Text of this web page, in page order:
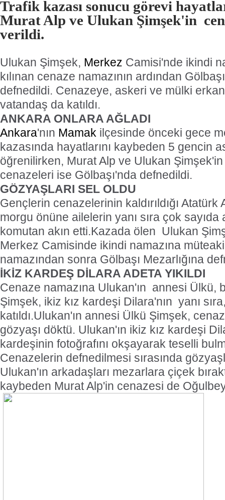
Trafik kazası sonucu görevi
Murat Alp ve Ulukan Şimşek'in
verildi.
Ulukan Şimşek, Merkez Camisi'nde ikindi
kılınan cenaze namazının ardından
defnedildi. Cenazeye, askeri ve mülki
vatandaş da katıldı.
ANKARA ONLARA AĞLADI
Ankara'nın Mamak ilçesinde önceki gece
kazasında hayatlarını kaybeden 5 gencin
öğrenilirken, Murat Alp ve Ulukan
cenazeleri ise Gölbaşı'nda defnedildi.
GÖZYAŞLARI SEL OLDU
Gençlerin cenazelerinin kaldırıldığı Atatürk
morgu önüne ailelerin yanı sıra çok
komutan akın etti.Kazada ölen Ulukan
Merkez Camisinde ikindi namazına
namazından sonra Gölbaşı Mezarlığına
İKİZ KARDEŞ DİLARA ADETA YIKILDI
Cenaze namazına Ulukan'ın annesi Ülkü,
Şimşek, ikiz kız kardeşi Dilara'nın yanı
katıldı.Ulukan'ın annesi Ülkü Şimşek,
gözyaşı döktü. Ulukan'ın ikiz kız kardeşi
kardeşinin fotoğrafını okşayarak teselli
Cenazelerin defnedilmesi sırasında
Ulukan'ın arkadaşları mezarlara çiçek
kaybeden Murat Alp'in cenazesi de